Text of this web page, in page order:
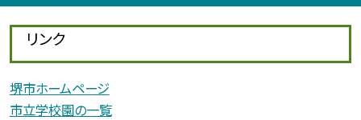
リンク
堺市ホームページ
市立学校園の一覧